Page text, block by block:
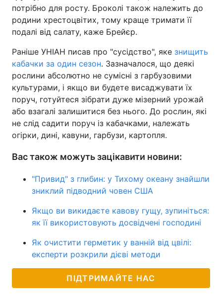
потрібно для росту. Броколі також належить до
родини хрестоцвітих, тому краще тримати її
подалі від салату, каже Брейєр.
Раніше УНІАН писав про "сусідство", яке знищить
кабачки за один сезон. Зазначалося, що деякі
рослини абсолютно не сумісні з гарбузовими
культурами, і якщо ви будете висаджувати їх
поруч, готуйтеся зібрати дуже мізерний урожай
або взагалі залишитися без нього. До рослин, які
не слід садити поруч із кабачками, належать
огірки, дині, кавуни, гарбузи, картопля.
Вас також можуть зацікавити новини:
"Привид" з глибин: у Тихому океану знайшли
зниклий підводний човен США
Якщо ви викидаєте кавову гущу, зупиніться:
як її використовують досвідчені господині
Як очистити герметик у ванній від цвілі:
експерти розкрили дієві методи
ПІДТРИМАЙТЕ НАС